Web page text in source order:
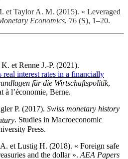
et Taylor A. M. (2015). « Leveraged
Economics, 76 (S), 1–20.
et Renne J.-P. (2021).
real interest rates in a financially
für die Wirtschaftspolitik,
à l’économie, Berne.
P. (2017). Swiss monetary history
. Studies in Macroeconomic
Press.
et Lustig H. (2018). « Foreign safe
and the dollar ». AEA Papers